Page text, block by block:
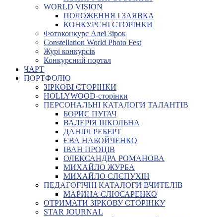
WORLD VISION
ПОЛОЖЕННЯ І ЗАЯВКА
КОНКУРСНІ СТОРІНКИ
Фотоконкурс Алеї Зірок
Constellation World Photo Fest
Журі конкурсів
Конкурсний портал
ЧАРТ
ПОРТФОЛІО
ЗІРКОВІ СТОРІНКИ
HOLLYWOOD-сторінки
ПЕРСОНАЛЬНІ КАТАЛОГИ ТАЛАНТІВ
БОРИС ПУГАЧ
ВАЛЕРІЯ ШКОЛЬНА
ДАНІІЛ РЕБЕРТ
ЄВА НАБОЙЧЕНКО
ІВАН ПРОЦІВ
ОЛЕКСАНДРА РОМАНОВА
МИХАЙЛО ЖУРБА
МИХАЙЛО СЛЄПУХІН
ПЕДАГОГІЧНІ КАТАЛОГИ ВЧИТЕЛІВ
МАРИНА СЛЮСАРЕНКО
ОТРИМАТИ ЗІРКОВУ СТОРІНКУ
STAR JOURNAL